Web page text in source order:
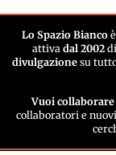
Lo Spazio Biancoè
attiva dal 2002 di
divulgazione su
Vuoi collaborare
collaboratori e